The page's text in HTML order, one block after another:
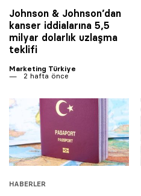
Johnson & Johnson’dan
kanser iddialarına 5,5
milyar dolarlık uzlaşma
teklifi
Marketing Türkiye
2 hafta önce
HABERLER